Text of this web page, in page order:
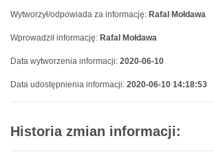
Wytworzył/odpowiada za informację: Rafal Mołdawa
Wprowadził informację: Rafal Mołdawa
Data wytworzenia informacji: 2020-06-10
Data udostępnienia informacji: 2020-06-10 14:18:53
Historia zmian informacji: